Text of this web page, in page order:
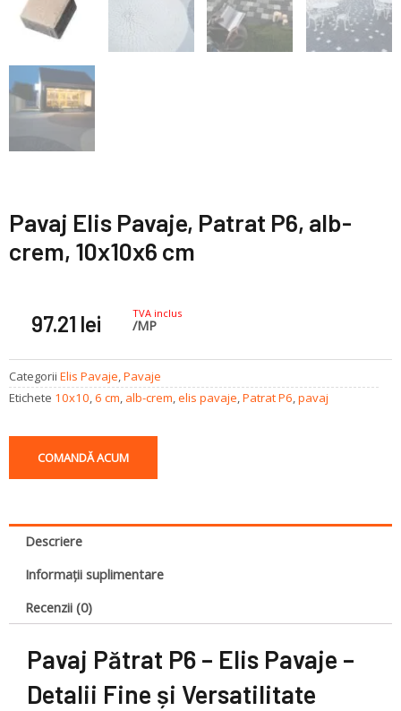
Pavaj Elis Pavaje, Patrat P6, alb-
crem, 10x10x6 cm
97.21 lei TVA inclus
/MP
Categorii Elis Pavaje,Pavaje
Etichete 10x10, 6 cm, alb-crem,elis pavaje,Patrat P6,pavaj
COMANDĂ ACUM
Descriere
Informații suplimentare
Recenzii (0)
Pavaj Pătrat P6 – Elis Pavaje –
Detalii Fine și Versatilitate